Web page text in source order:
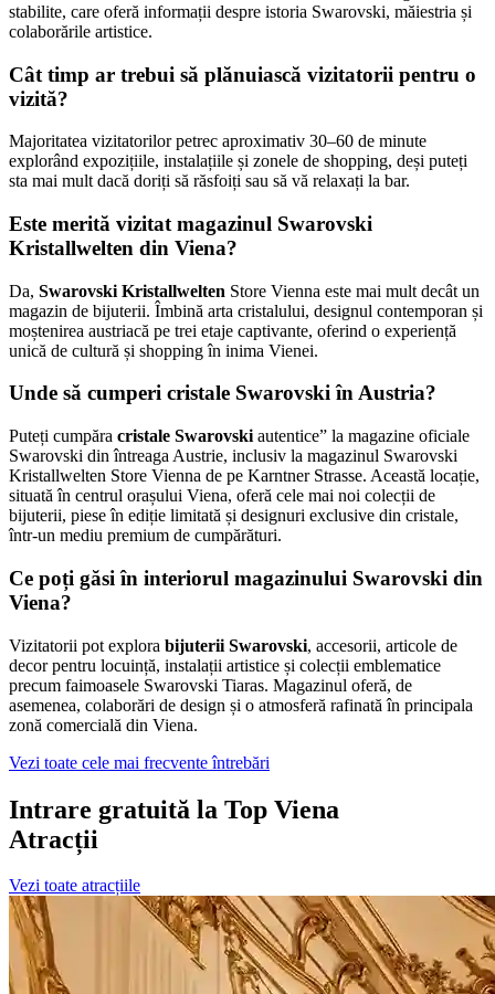
stabilite, care oferă informații despre istoria Swarovski, măiestria și
colaborările artistice.
Cât timp ar trebui să plănuiască vizitatorii pentru o
vizită?
Majoritatea vizitatorilor petrec aproximativ 30–60 de minute
explorând expozițiile, instalațiile și zonele de shopping, deși puteți
sta mai mult dacă doriți să răsfoiți sau să vă relaxați la bar.
Este merită vizitat magazinul Swarovski
Kristallwelten din Viena?
Da, Swarovski Kristallwelten Store Vienna este mai mult decât un
magazin de bijuterii. Îmbină arta cristalului, designul contemporan și
moștenirea austriacă pe trei etaje captivante, oferind o experiență
unică de cultură și shopping în inima Vienei.
Unde să cumperi cristale Swarovski în Austria?
Puteți cumpăra cristale Swarovski autentice” la magazine oficiale
Swarovski din întreaga Austrie, inclusiv la magazinul Swarovski
Kristallwelten Store Vienna de pe Karntner Strasse. Această locație,
situată în centrul orașului Viena, oferă cele mai noi colecții de
bijuterii, piese în ediție limitată și designuri exclusive din cristale,
într-un mediu premium de cumpărături.
Ce poți găsi în interiorul magazinului Swarovski din
Viena?
Vizitatorii pot explora bijuterii Swarovski, accesorii, articole de
decor pentru locuință, instalații artistice și colecții emblematice
precum faimoasele Swarovski Tiaras. Magazinul oferă, de
asemenea, colaborări de design și o atmosferă rafinată în principala
zonă comercială din Viena.
Vezi toate cele mai frecvente întrebări
Intrare gratuită la Top Viena
Atracții
Vezi toate atracțiile